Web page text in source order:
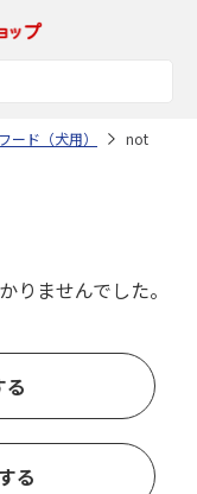
ード（犬用） not
りませんでした。
る
る